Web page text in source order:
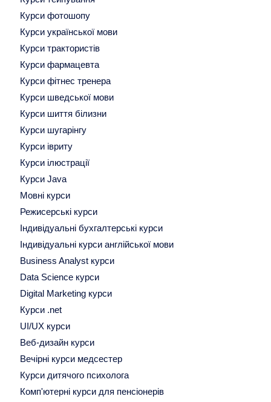
Курси фотошопу
Курси української мови
Курси трактористів
Курси фармацевта
Курси фітнес тренера
Курси шведської мови
Курси шиття білизни
Курси шугарінгу
Курси івриту
Курси ілюстрації
Курси Java
Мовні курси
Режисерські курси
Індивідуальні бухгалтерські курси
Індивідуальні курси англійської мови
Business Analyst курси
Data Science курси
Digital Marketing курси
Курси .net
UI/UX курси
Веб-дизайн курси
Вечірні курси медсестер
Курси дитячого психолога
Комп'ютерні курси для пенсіонерів